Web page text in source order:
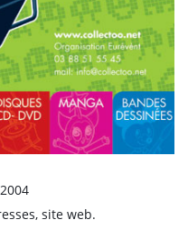
site web.